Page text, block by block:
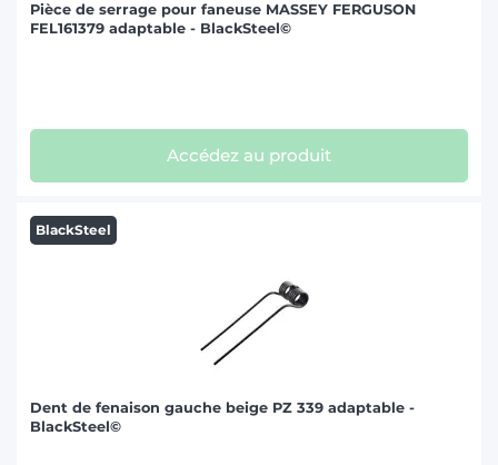
Pièce de serrage pour faneuse MASSEY FERGUSON
FEL161379 adaptable - BlackSteel©
Accédez au produit
BlackSteel
Dent de fenaison gauche beige PZ 339 adaptable -
BlackSteel©